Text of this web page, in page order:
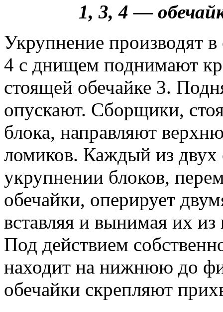
1, 3, 4 —
Укрупнение производят
4 с днищем поднимают
стоящей обечайке 3.
опускают. Сборщики,
блока, направляют
ломиков. Каждый из
укрупнении блоков,
обечайки, оперирует
вставляя и вынимая их из
Под действием
находит на нижнюю до
обечайки скрепляют